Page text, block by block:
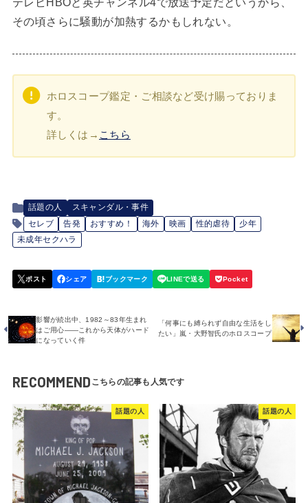
テレビHBOと英チャンネル4で放送予定だというから、
その頃さらに騒動が加熱するかもしれない。
ホロスコープ鑑定・ご相談など受け賜っておりま
す。
詳しくは→ こちら
話題の人
スキャンダル・事件
セレブ
告発 おすすめ！ 海外 映画 性的虐待
少年
未成年セクハラ
影響が続出中、1982～83年生まれ
はご用心――これから天体がハード
になっていく件
「何事にも縛られず自由な生活をし
たい」嵐・大野智氏のホロスコープ
RECOMMEND
話題の人 話題の人